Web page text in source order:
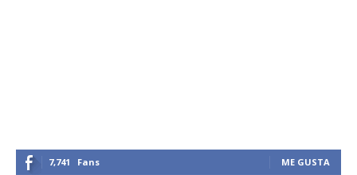
7,741 Fans ME GUSTA